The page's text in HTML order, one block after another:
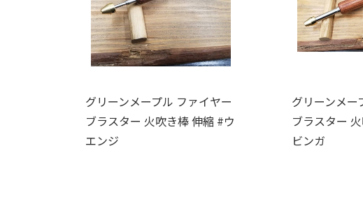
グリーンメープル ファイヤー
ブラスター 火吹き棒 伸縮 #ウ
エンジ
グリーンメー
ブラスター
ビンガ